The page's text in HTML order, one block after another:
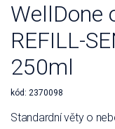
WellDone
REFILL-
250ml
kód: 2370098
Standardní věty o